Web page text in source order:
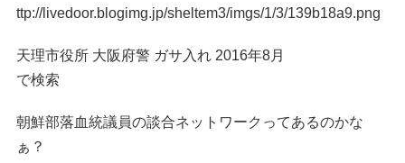
ttp://livedoor.blogimg.jp/sheltem3/imgs/1/3/139b18a9.png
天理市役所 大阪府警 ガサ入れ 2016年8月
で検索
朝鮮部落血統議員の談合ネットワークってあるのかな
ぁ？